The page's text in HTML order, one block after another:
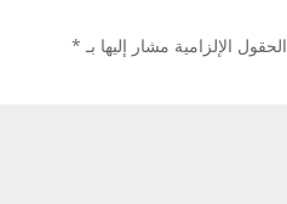
الحقول الإلزامية مشار إليها بـ *